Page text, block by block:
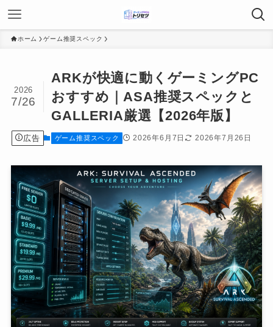
ホーム ゲーム推奨スペック
ARKが快適に動くゲーミングPC
おすすめ｜ASA推奨スペックと
GALLERIA厳選【2026年版】
2026
7/26
広告 ゲーム推奨スペック 2026年6月7日 2026年7月26日